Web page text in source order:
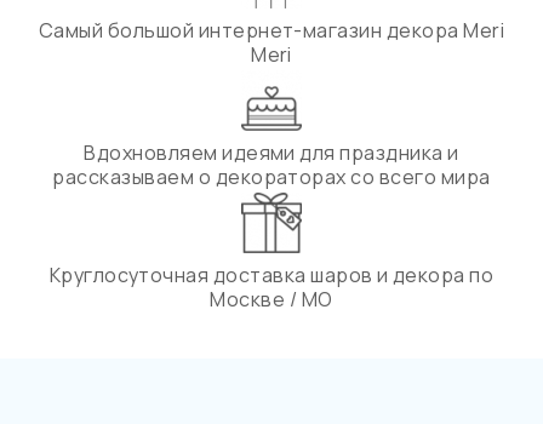
Самый большой интернет-магазин декора Meri
Meri
Вдохновляем идеями для праздника и
рассказываем о декораторах со всего мира
Круглосуточная доставка шаров и декора по
Москве / МО